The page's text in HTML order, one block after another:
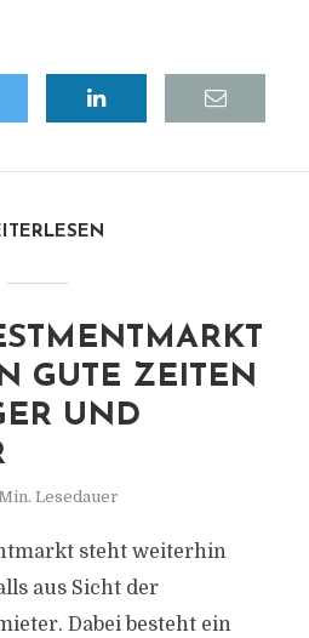
GUTE ZEITEN
UND
Lesedauer
steht weiterhin
aus Sicht der
Dabei besteht ein